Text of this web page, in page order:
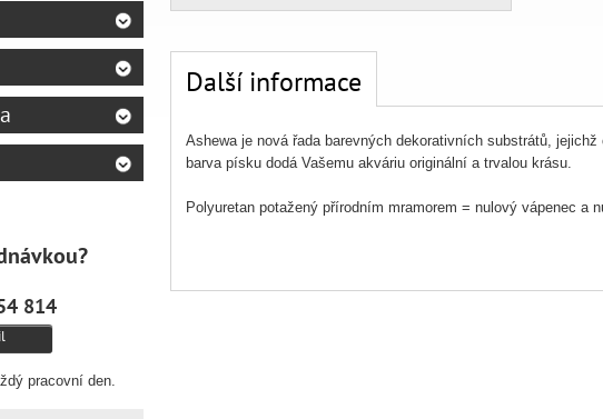
Další informace
Ashewa je nová řada barevných dekorativních substrátů,
barva písku dodá Vašemu akváriu originální a trvalou krásu.
Polyuretan potažený přírodním mramorem = nulový vápenec a
814
pracovní den.